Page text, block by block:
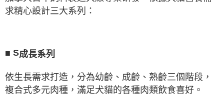
求精心設計三大系列：
■ S成長系列
依生長需求打造，分為幼齡、成齡、熟齡三個階段，
複合式多元肉種，滿足犬貓的各種肉類飲食喜好。